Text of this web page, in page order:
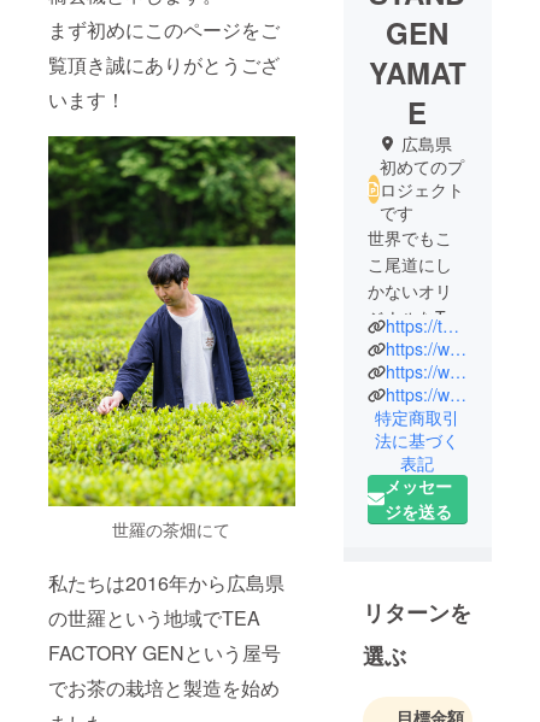
まず初めにこのページをご
覧頂き誠にありがとうござ
います！
世羅の茶畑にて
私たちは2016年から広島県
の世羅という地域でTEA
FACTORY GENという屋号
でお茶の栽培と製造を始め
GEN
YAMAT
E
広島県
初めてのプ
ロジェクト
です
世界でもこ
こ尾道にし
かないオリ
ジナルなTEA
STANDを広
島の茶農家
が作りま
す！
日本茶が身
近に楽しめ
る場所が日
本中、いや
るきっかけ
に頑張りま
そのきっか
https://tea-factory-gen.com/
https://www.instagram.com/tea_stand_gen.onomichi.yamate/
https://www.instagram.com/tea_stand_gen.onomichi/
https://www.instagram.com/tea_factory_gen/
特定商取引
法に基づく
表記
メッセー
ジを送る
リターンを
選ぶ